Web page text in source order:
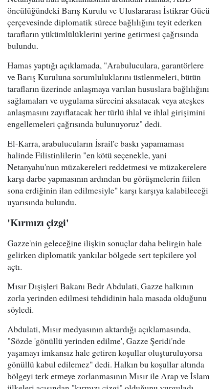
öncülüğündeki Barış Kurulu ve Uluslararası İstikrar Gücü
çerçevesinde diplomatik sürece bağlılığını teyit ederken
tarafların yükümlülüklerini yerine getirmesi çağrısında
bulundu.
Hamas yaptığı açıklamada, "Arabuluculara, garantörlere
ve Barış Kuruluna sorumluluklarını üstlenmeleri, bütün
tarafların üzerinde anlaşmaya varılan hususlara bağlılığını
sağlamaları ve uygulama sürecini aksatacak veya ateşkes
anlaşmasını zayıflatacak her türlü ihlal ve ihlal girişimini
engellemeleri çağrısında bulunuyoruz" dedi.
El-Karra, arabulucuların İsrail'e baskı yapamaması
halinde Filistinlilerin "en kötü seçenekle, yani
Netanyahu'nun müzakereleri reddetmesi ve müzakerelere
karşı darbe yapmasının ardından bu görüşmelerin fiilen
sona erdiğinin ilan edilmesiyle" karşı karşıya kalabileceği
uyarısında bulundu.
'Kırmızı çizgi'
Gazze'nin geleceğine ilişkin sonuçlar daha belirgin hale
gelirken diplomatik yankılar bölgede sert tepkilere yol
açtı.
Mısır Dışişleri Bakanı Bedr Abdulati, Gazze halkının
zorla yerinden edilmesi tehdidinin hala masada olduğunu
söyledi.
Abdulati, Mısır medyasının aktardığı açıklamasında,
"Sözde 'gönüllü yerinden edilme', Gazze Şeridi'nde
yaşamayı imkansız hale getiren koşullar oluşturuluyorsa
gönüllü kabul edilemez" dedi. Halkın bu koşullar altında
bölgeyi terk etmeye zorlanmasının Mısır ile Arap ve İslam